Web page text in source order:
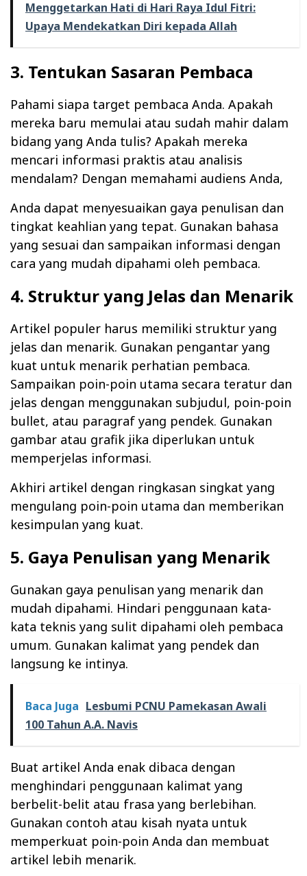
Menggetarkan Hati di Hari Raya Idul Fitri:
Upaya Mendekatkan Diri kepada Allah
3. Tentukan Sasaran Pembaca
Pahami siapa target pembaca Anda. Apakah
mereka baru memulai atau sudah mahir dalam
bidang yang Anda tulis? Apakah mereka
mencari informasi praktis atau analisis
mendalam? Dengan memahami audiens Anda,
Anda dapat menyesuaikan gaya penulisan dan
tingkat keahlian yang tepat. Gunakan bahasa
yang sesuai dan sampaikan informasi dengan
cara yang mudah dipahami oleh pembaca.
4. Struktur yang Jelas dan Menarik
Artikel populer harus memiliki struktur yang
jelas dan menarik. Gunakan pengantar yang
kuat untuk menarik perhatian pembaca.
Sampaikan poin-poin utama secara teratur dan
jelas dengan menggunakan subjudul, poin-poin
bullet, atau paragraf yang pendek. Gunakan
gambar atau grafik jika diperlukan untuk
memperjelas informasi.
Akhiri artikel dengan ringkasan singkat yang
mengulang poin-poin utama dan memberikan
kesimpulan yang kuat.
5. Gaya Penulisan yang Menarik
Gunakan gaya penulisan yang menarik dan
mudah dipahami. Hindari penggunaan kata-
kata teknis yang sulit dipahami oleh pembaca
umum. Gunakan kalimat yang pendek dan
langsung ke intinya.
Baca Juga Lesbumi PCNU Pamekasan Awali
100 Tahun A.A. Navis
Buat artikel Anda enak dibaca dengan
menghindari penggunaan kalimat yang
berbelit-belit atau frasa yang berlebihan.
Gunakan contoh atau kisah nyata untuk
memperkuat poin-poin Anda dan membuat
artikel lebih menarik.